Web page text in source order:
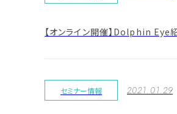
【オンライン開催】Dolphin Eye
セミナー情報 2021.01.29